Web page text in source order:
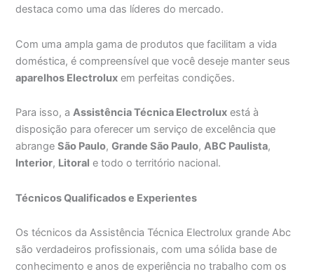
destaca como uma das líderes do mercado.
Com uma ampla gama de produtos que facilitam a vida
doméstica, é compreensível que você deseje manter seus
aparelhos Electrolux em perfeitas condições.
Para isso, aAssistência Técnica Electrolux está à
disposição para oferecer um serviço de excelência que
abrangeSão Paulo,Grande São Paulo,ABC Paulista,
Interior, Litoral e todo o território nacional.
Técnicos Qualificados e Experientes
Os técnicos da Assistência Técnica Electrolux grande Abc
são verdadeiros profissionais, com uma sólida base de
conhecimento e anos de experiência no trabalho com os